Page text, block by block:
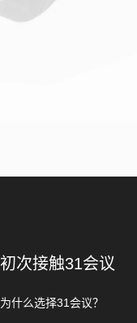
初次接触31会议
为什么选择31会议？